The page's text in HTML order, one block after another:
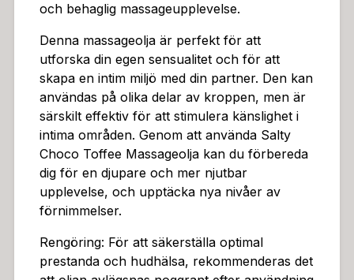
och behaglig massageupplevelse.
Denna massageolja är perfekt för att
utforska din egen sensualitet och för att
skapa en intim miljö med din partner. Den kan
användas på olika delar av kroppen, men är
särskilt effektiv för att stimulera känslighet i
intima områden. Genom att använda Salty
Choco Toffee Massageolja kan du förbereda
dig för en djupare och mer njutbar
upplevelse, och upptäcka nya nivåer av
förnimmelser.
Rengöring: För att säkerställa optimal
prestanda och hudhälsa, rekommenderas det